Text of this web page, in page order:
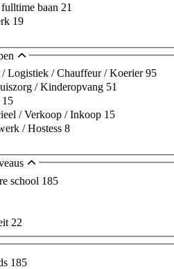
baan 21
19
/ Logistiek / Chauffeur / Koerier95
/ Kinderopvang 51
15
/ Verkoop / Inkoop 15
/ Hostess 8
school 185
22
185